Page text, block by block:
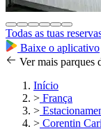
Todas as tuas
Baixe o aplicativo
Ver mais parques
Início
> França
>
> Corentin